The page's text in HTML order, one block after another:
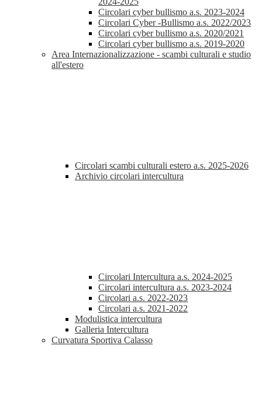
Circolari cyber bullismo a.s. 2023-2024
Circolari Cyber -Bullismo a.s. 2022/2023
Circolari cyber bullismo a.s. 2020/2021
Circolari cyber bullismo a.s. 2019-2020
Area Internazionalizzazione - scambi culturali e studio
all'estero
Circolari scambi culturali estero a.s. 2025-2026
Archivio circolari intercultura
Circolari Intercultura a.s. 2024-2025
Circolari intercultura a.s. 2023-2024
Circolari a.s. 2022-2023
Circolari a.s. 2021-2022
Modulistica intercultura
Galleria Intercultura
Curvatura Sportiva Calasso